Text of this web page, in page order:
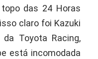
das 24 Horas
claro foi Kazuki
da Toyota Racing,
está incomodada